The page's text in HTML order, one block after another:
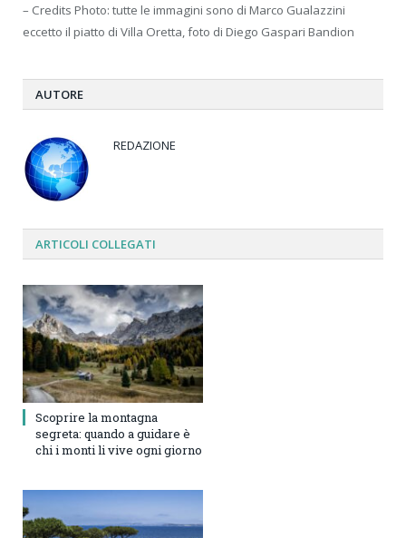
– Credits Photo: tutte le immagini sono di Marco Gualazzini
eccetto il piatto di Villa Oretta, foto di Diego Gaspari Bandion
AUTORE
REDAZIONE
ARTICOLI COLLEGATI
Scoprire la montagna
segreta: quando a guidare è
chi i monti li vive ogni giorno